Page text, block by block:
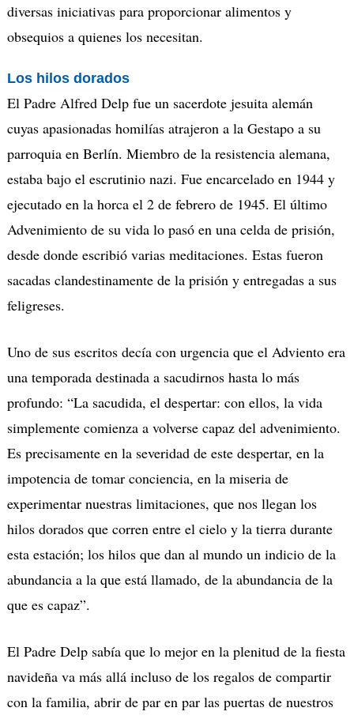
diversas iniciativas para proporcionar alimentos y
obsequios a quienes los necesitan.
Los hilos dorados
El Padre Alfred Delp fue un sacerdote jesuita alemán
cuyas apasionadas homilías atrajeron a la Gestapo a su
parroquia en Berlín. Miembro de la resistencia alemana,
estaba bajo el escrutinio nazi. Fue encarcelado en 1944 y
ejecutado en la horca el 2 de febrero de 1945. El último
Advenimiento de su vida lo pasó en una celda de prisión,
desde donde escribió varias meditaciones. Estas fueron
sacadas clandestinamente de la prisión y entregadas a sus
feligreses.
Uno de sus escritos decía con urgencia que el Adviento era
una temporada destinada a sacudirnos hasta lo más
profundo: “La sacudida, el despertar: con ellos, la vida
simplemente comienza a volverse capaz del advenimiento.
Es precisamente en la severidad de este despertar, en la
impotencia de tomar conciencia, en la miseria de
experimentar nuestras limitaciones, que nos llegan los
hilos dorados que corren entre el cielo y la tierra durante
esta estación; los hilos que dan al mundo un indicio de la
abundancia a la que está llamado, de la abundancia de la
que es capaz”.
El Padre Delp sabía que lo mejor en la plenitud de la fiesta
navideña va más allá incluso de los regalos de compartir
con la familia, abrir de par en par las puertas de nuestros